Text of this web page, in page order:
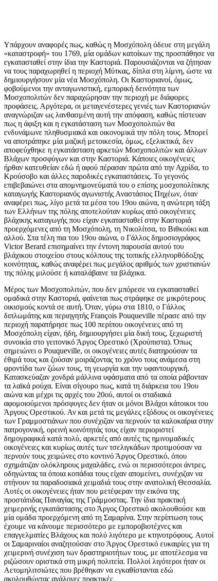
Υπάρχουν αναφορές πως, καθώς η Μοσχόπολη όδευε στη μεγάλη
«καταστροφή» του 1769, μία ομάδων κατοίκων της προσπάθησε να
εγκατασταθεί στην ίδια την Καστοριά. Παρουσιάζονται να ζήτησαν
να τους παραχωρηθεί η περιοχή Μύτκας, δίπλα στη λίμνη, ώστε να
δημιουργήσουν μία νέα Μοσχόπολη. Οι Καστοριανοί, όμως,
φοβούμενοι την ανταγωνιστική, εμπορική δεινότητα των
Μοσχοπολιτών δεν παραχώρησαν την περιοχή με διάφορες
προφάσεις. Αργότερα, οι μεταγενέστερες γενιές των Καστοριανών
αναγνώριζαν ως λανθασμένη αυτή την απόφαση, καθώς πίστευαν
πως η άφιξη και η εγκατάσταση των Μοσχοπολιτών θα
ενδυνάμωνε πληθυσμιακά και οικονομικά την πόλη τους. Μπορεί
να αποτράπηκε μία μαζική μετοικεσία, όμως, εξελικτικά, δεν
αποφεύχθηκε η εγκατάσταση αρκετών Μοσχοπολιτών και άλλων
Βλάχων προσφύγων και στην Καστοριά. Κάποιες οικογένειες
ήρθαν κατευθείαν εδώ ή αφού πέρασαν πρώτα από την Αχρίδα, το
Κρούσοβο και άλλες παροδικές εγκαταστάσεις. Το γεγονός
επιβεβαιώνει στα απομνημονεύματά του ο επίσης μοσχοπολίτικης
καταγωγής Καστοριανός αγωνιστής Αναστάσιος Πηχέων, όταν
αναφέρει πως, λίγο μετά τα μέσα του 19ου αιώνα, η ανώτερη τάξη
των Ελλήνων της πόλης αποτελούταν κυρίως από οικογένειες
βλάχικης καταγωγής που είχαν εγκατασταθεί στην Καστοριά
προερχόμενες από τη Μοσχόπολη, τη Νικολίτσα, το Βιθκούκι και
αλλού. Στα τέλη πια του 19ου αιώνα, ο Γάλλος δημοσιογράφος
Victor Berard επισημαίνει την έντονη παρουσία αυτού του
βλάχικου στοιχείου στους κόλπους της τοπικής ελληνορθόδοξης
κοινότητας, καθώς αναφέρει πως μεγάλος αριθμός των χριστιανών
της πόλης μιλούσε ή καταλάβαινε τα βλάχικα.
Μέρος των Μοσχοπολιτών, που δεν μπόρεσε να εγκατασταθεί
ομαδικά στην Καστοριά, φαίνεται πως στράφηκε σε μικρότερους
οικισμούς κοντά σε αυτή. Όταν, γύρω στα 1810, ο Γάλλος
διπλωμάτης και περιηγητής François Pouqueville πέρασε από την
περιοχή παρατήρησε πως 100 περίπου οικογένειες από τη
Μοσχόπολη είχαν, ήδη, δημιουργήσει μία δική τους, ξεχωριστή
συνοικία στο γειτονικό Άργος Ορεστικό (Χρούπιστα). Όπως
σημειώνει ο Pouqueville, οι οικογένειες αυτές διατηρούσαν τα
έθιμά τους και ζούσαν μοιράζοντας το χρόνο τους ανάμεσα στη
φροντίδα των ζώων τους, τη γεωργία και την υφαντουργική.
Κατασκεύαζαν χονδρά μάλλινα υφάσματα από τα οποία ράβονταν
τα λαϊκά ρούχα. Είναι σίγουρο πως, κατά τη διάρκεια του 19ου
αιώνα και μέχρι τις αρχές του 20ού, αυτοί οι σταδιακά
αφομοιούμενοι πρόσφυγες δεν ήταν οι μόνοι Βλάχοι κάτοικοι του
Άργους Ορεστικού. Αν και μετά τις μεγάλες εξόδους οι οικογένειες
των Γραμμοστιάνων που συνέχιζαν να περνούν τα καλοκαίρια στην
πατρογονική, ορεινή κοινότητάς τους είχαν περιοριστεί
δημογραφικά κατά πολύ, αρκετές από αυτές τις ημινομαδικές
οικογένειες και κυρίως αυτές των τσελιγκάδων προτιμούσαν να
περνούν τους χειμώνες στο κοντινό Άργος Ορεστικό, όπου
σχημάτιζαν ολόκληρους μαχαλάδες, ενώ οι περισσότεροι άντρες,
οδηγώντας τα όποια κοπάδια τους είχαν απομείνει, συνέχιζαν να
στήνουν τα παραδοσιακά χειμαδιά τους στην ανατολική Θεσσαλία.
Αυτές οι οικογένειες ήταν που μετέφεραν την εικόνα της
προστάτιδας Παναγίας της Γράμμοστας. Την ίδια πρακτική
χειμερινής εγκατάστασης στο Άργος Ορεστικό ακολουθούσε και
μία ομάδα προερχόμενη από τη Σαμαρίνα. Στην περίπτωση τους
έχουμε να κάνουμε περισσότερο με εμποροβιοτέχνες και
επαγγελματίες Βλάχους και πολύ λιγότερο με κτηνοτρόφους. Αυτοί
οι Σαμαριναίοι αναζητούσαν στο Άργος Ορεστικό ευκαιρίες για τη
χειμερινή συνέχιση των δραστηριοτήτων τους, με αποτέλεσμα να
ριζώσουν οριστικά στη μικρή πολιτεία. Πολλοί λιγότεροι ήταν οι
Αετομηλιτσιώτες που βρέθηκαν να εγκαθίστανται εδώ
ακολουθώντας ανάλογες πρακτικές.